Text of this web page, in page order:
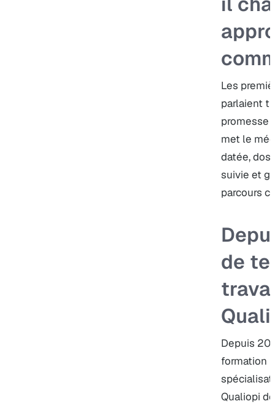
Les
parlaient
promesse
met le
datée,
suivie et
parcours
de
Depuis
formation
Qualiopi